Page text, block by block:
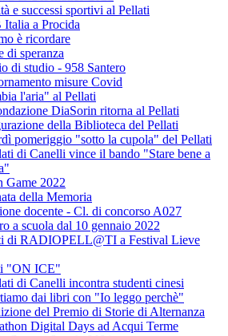
e successi sportivi al Pellati
a Procida
è ricordare
di speranza
di studio - 958 Santero
misure Covid
l'aria" al Pellati
DiaSorin ritorna al Pellati
della Biblioteca del Pellati
pomeriggio "sotto la cupola" del Pellati
di Canelli vince il bando "Stare bene a
Game 2022
della Memoria
docente - Cl. di concorso A027
a scuola dal 10 gennaio 2022
di RADIOPELL@TI a Festival Lieve
"ON ICE"
di Canelli incontra studenti cinesi
dai libri con "Io leggo perchè"
del Premio di Storie di Alternanza
Digital Days ad Acqui Terme